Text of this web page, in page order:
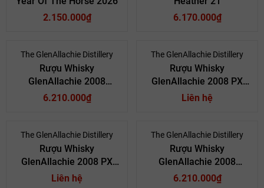
Mã giảm giá:
Ngày hết hạn:
2.150.000₫
6.170.000₫
The GlenAllachie Distillery
Rượu Whisky
GlenAllachie 2008
Oloroso Puncheon Cask
6.210.000₫
The GlenAllachie Distillery
Rượu Whisky
GlenAllachie 2008 PX
Puncheon Cask No.
Liên hệ
The GlenAllachie Distillery
Rượu Whisky
GlenAllachie 2008 PX
Hogshead Cask No. 6521
Liên hệ
The GlenAllachie Distillery
Rượu Whisky
GlenAllachie 2008
Oloroso Puncheon Cask
6.210.000₫